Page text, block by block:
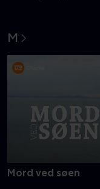
M
Mord ved søen